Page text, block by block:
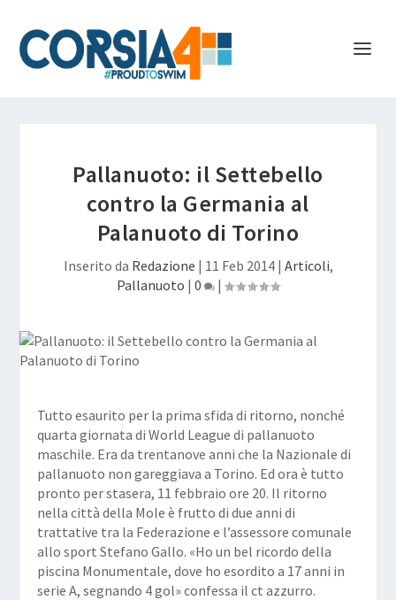
Pallanuoto: il Settebello
contro la Germania al
Palanuoto di Torino
Inserito da Redazione | 11 Feb 2014| Articoli,
Pallanuoto | 0 |
Tutto esaurito per la prima sfida di ritorno, nonché
quarta giornata diWorld League di pallanuoto
maschile. Era da trentanove anni che la Nazionale di
pallanuoto non gareggiava a Torino. Ed ora è tutto
pronto per stasera, 11 febbraio ore 20. Il ritorno
nella città della Mole è frutto di due anni di
trattative tra la Federazione e l’assessore comunale
allo sport Stefano Gallo. «Ho un bel ricordo della
piscina Monumentale, dove ho esordito a 17 anni in
serie A, segnando 4 gol» confessa il ct azzurro.